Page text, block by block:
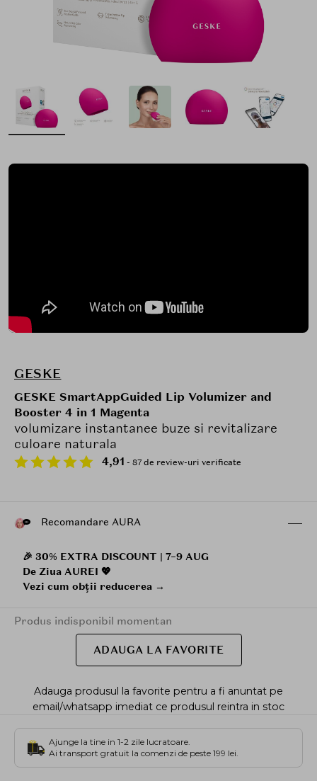
GESKE
GESKE SmartAppGuided Lip Volumizer and
Booster 4 in 1 Magenta
volumizare instantanee buze si revitalizare
culoare naturala
4,91 - 87 de review-uri verificate
Recomandare AURA
🎉 30% EXTRA DISCOUNT | 7–9 AUG
De Ziua AUREI 💖
Vezi cum obții reducerea →
Produs indisponibil momentan
ADAUGA LA FAVORITE
Adauga produsul la favorite pentru a fi anuntat pe
email/whatsapp imediat ce produsul reintra in stoc
Ajunge la tine in 1-2 zile lucratoare.
Ai transport gratuit la comenzi de peste 199 lei.